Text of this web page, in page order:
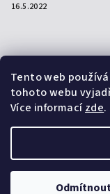
Tento web
tohoto webu
Více informacízde.
16.5.2022
Přijímáme